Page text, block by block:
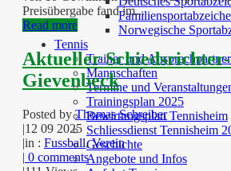
Norwegische
Tennis
Trainer und Ansprechpartner
Mannschaften
Termine und
Trainingsplan 2025
Bewirtungsplan Tennisheim
Schliessdienst Tennisheim
Geschichte
Angebote und Infos
Preisübergabe fand im...
Read more
Aktueller
Gievenbeck
Posted byThomas Schreiber
|12 09 2025
|in : Fussball,Verein
| 0 comments